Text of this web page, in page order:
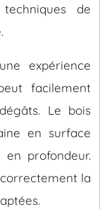
de
expérience
facilement
Le bois
en surface
profondeur.
la